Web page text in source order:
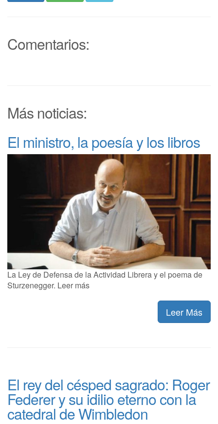
Comentarios:
Más noticias:
El ministro, la poesía y los libros
La Ley de Defensa de la Actividad Librera y el poema de
Sturzenegger. Leer más
Leer Más
El rey del césped sagrado: Roger
Federer y su idilio eterno con la
catedral de Wimbledon